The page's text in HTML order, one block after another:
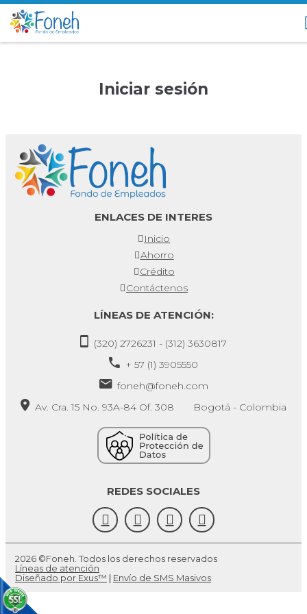
Iniciar sesión
ENLACES DE INTERES
Inicio
Ahorro
Crédito
Contáctenos
LÍNEAS DE ATENCIÓN:
(320) 2726231 - (312) 3630817
+ 57 (1) 3905550
foneh@foneh.com
Av. Cra. 15 No. 93A-84 Of. 308 Bogotá - Colombia
REDES SOCIALES
2026 ©Foneh. Todos los derechos reservados
Líneas de atención
Diseñado por Exus™ | Envío de SMS Masivos